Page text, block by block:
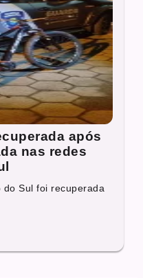
após
nas redes
Sul foi recuperada